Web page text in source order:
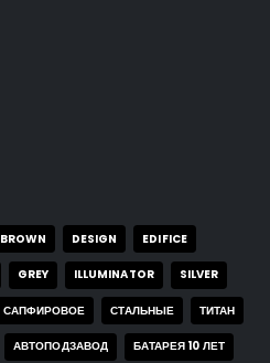
BROWN DESIGN EDIFICE
GREY ILLUMINATOR SILVER
САПФИРОВОЕ СТАЛЬНЫЕ ТИТАН
АВТОПОДЗАВОД БАТАРЕЯ 10 ЛЕТ